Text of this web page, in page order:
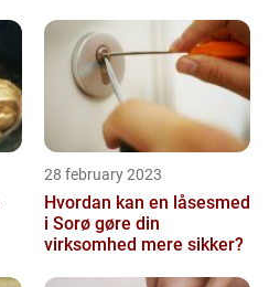
28 february 2023
Hvordan kan en låsesmed
i Sorø gøre din
virksomhed mere sikker?